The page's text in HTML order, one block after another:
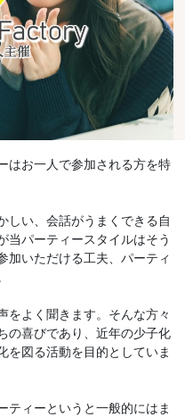
はお一人で参加される方を特
しい、会話がうまくできる自
当パーティースタイルはそう
加いただける工夫、パーティ
をよく聞きます。そんな方々
の喜びであり、近年の少子化
を図る活動を目的としていま
ティーというと一般的にはま